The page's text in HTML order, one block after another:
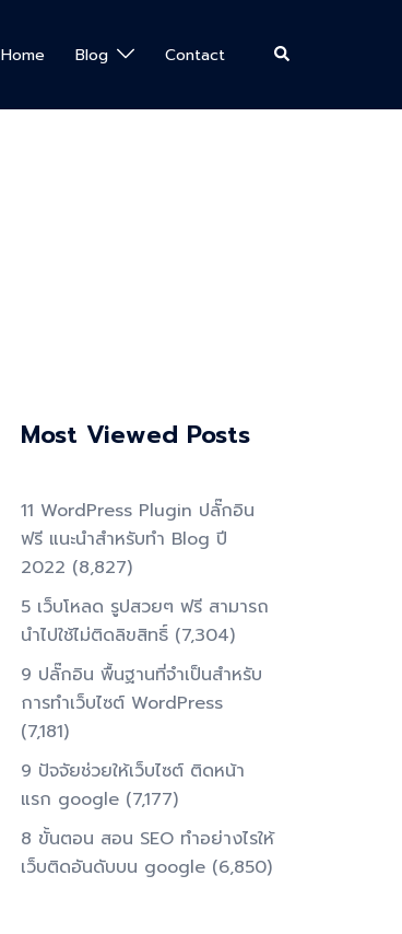
Home Blog Contact Search
Most Viewed Posts
11 WordPress Plugin ปลั๊กอิน
ฟรี แนะนำสำหรับทำ Blog ปี
2022 (8,827)
5 เว็บโหลด รูปสวยๆ ฟรี สามารถ
นำไปใช้ไม่ติดลิขสิทธิ์ (7,304)
9 ปลั๊กอิน พื้นฐานที่จำเป็นสำหรับ
การทําเว็บไซต์ WordPress
(7,181)
9 ปัจจัยช่วยให้เว็บไซต์ ติดหน้า
แรก google (7,177)
8 ขั้นตอน สอน SEO ทําอย่างไรให้
เว็บติดอันดับบน google (6,850)